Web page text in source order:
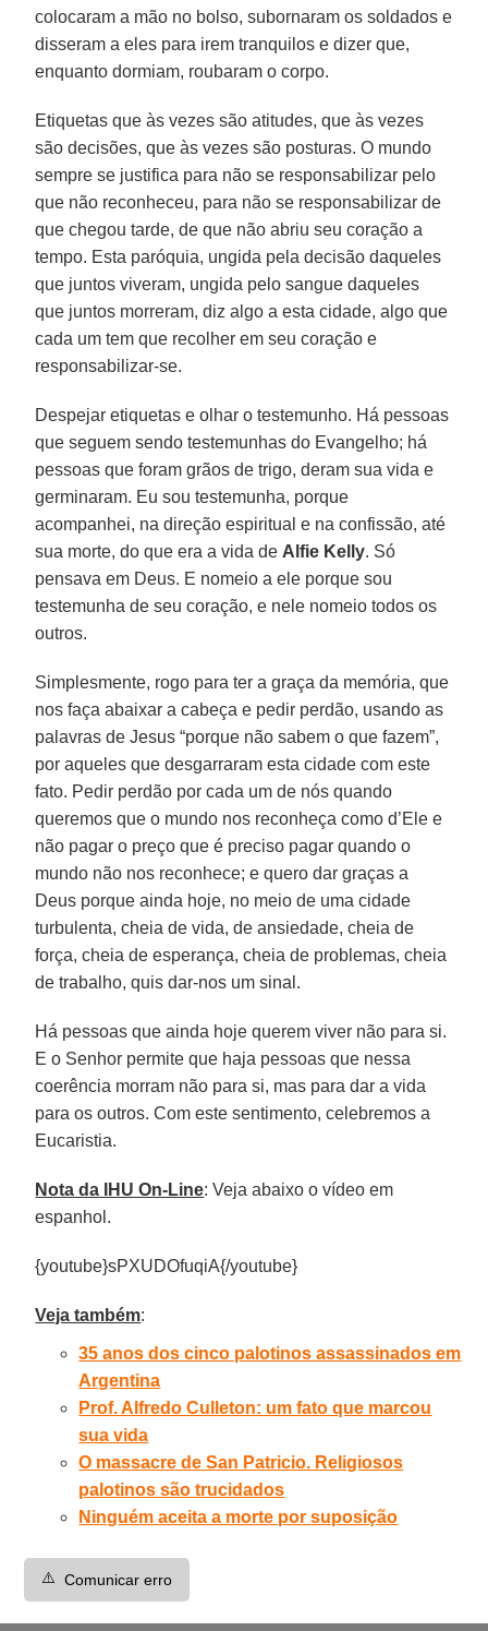
colocaram a mão no bolso, subornaram os soldados e
disseram a eles para irem tranquilos e dizer que,
enquanto dormiam, roubaram o corpo.
Etiquetas que às vezes são atitudes, que às vezes
são decisões, que às vezes são posturas. O mundo
sempre se justifica para não se responsabilizar pelo
que não reconheceu, para não se responsabilizar de
que chegou tarde, de que não abriu seu coração a
tempo. Esta paróquia, ungida pela decisão daqueles
que juntos viveram, ungida pelo sangue daqueles
que juntos morreram, diz algo a esta cidade, algo que
cada um tem que recolher em seu coração e
responsabilizar-se.
Despejar etiquetas e olhar o testemunho. Há pessoas
que seguem sendo testemunhas do Evangelho; há
pessoas que foram grãos de trigo, deram sua vida e
germinaram. Eu sou testemunha, porque
acompanhei, na direção espiritual e na confissão, até
sua morte, do que era a vida de Alfie Kelly. Só
pensava em Deus. E nomeio a ele porque sou
testemunha de seu coração, e nele nomeio todos os
outros.
Simplesmente, rogo para ter a graça da memória, que
nos faça abaixar a cabeça e pedir perdão, usando as
palavras de Jesus “porque não sabem o que fazem”,
por aqueles que desgarraram esta cidade com este
fato. Pedir perdão por cada um de nós quando
queremos que o mundo nos reconheça como d’Ele e
não pagar o preço que é preciso pagar quando o
mundo não nos reconhece; e quero dar graças a
Deus porque ainda hoje, no meio de uma cidade
turbulenta, cheia de vida, de ansiedade, cheia de
força, cheia de esperança, cheia de problemas, cheia
de trabalho, quis dar-nos um sinal.
Há pessoas que ainda hoje querem viver não para si.
E o Senhor permite que haja pessoas que nessa
coerência morram não para si, mas para dar a vida
para os outros. Com este sentimento, celebremos a
Eucaristia.
Nota da IHU On-Line: Veja abaixo o vídeo em
espanhol.
{youtube}sPXUDOfuqiA{/youtube}
Veja também:
35 anos dos cinco palotinos assassinados em
Argentina
Prof. Alfredo Culleton: um fato que marcou
sua vida
O massacre de San Patricio. Religiosos
palotinos são trucidados
Ninguém aceita a morte por suposição
⚠️ Comunicar erro